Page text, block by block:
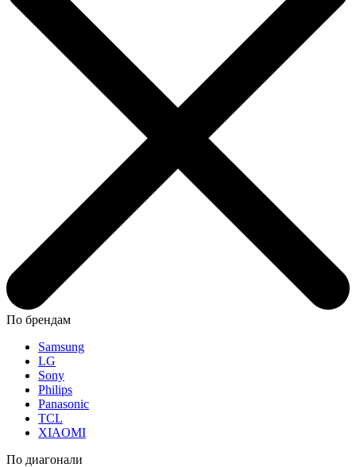
По брендам
Samsung
LG
Sony
Philips
Panasonic
TCL
XIAOMI
По диагонали